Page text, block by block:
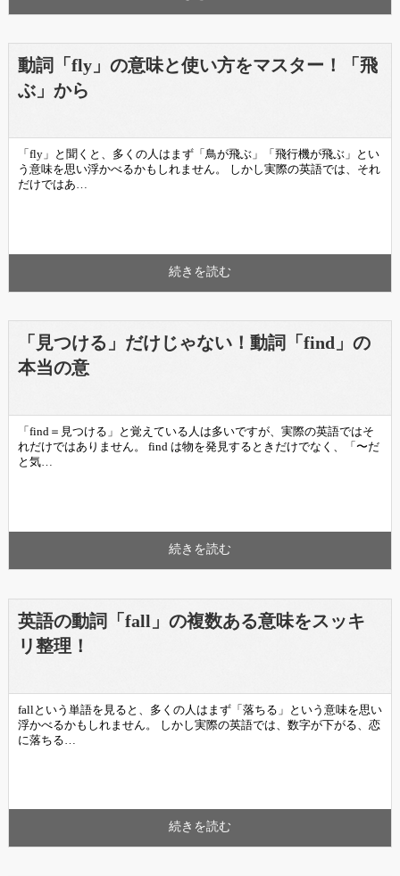
動詞「fly」の意味と使い方をマスター！「飛
ぶ」から
「fly」と聞くと、多くの人はまず「鳥が飛ぶ」「飛行機が飛ぶ」とい
う意味を思い浮かべるかもしれません。 しかし実際の英語では、それ
だけではあ…
続きを読む
「見つける」だけじゃない！動詞「find」の
本当の意
「find＝見つける」と覚えている人は多いですが、実際の英語ではそ
れだけではありません。 find は物を発見するときだけでなく、「〜だ
と気…
続きを読む
英語の動詞「fall」の複数ある意味をスッキ
リ整理！
fallという単語を見ると、多くの人はまず「落ちる」という意味を思い
浮かべるかもしれません。 しかし実際の英語では、数字が下がる、恋
に落ちる…
続きを読む